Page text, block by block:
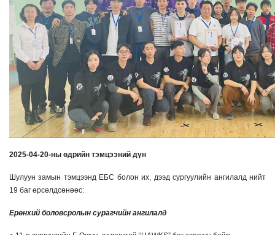
2025-04-20-ны өдрийн тэмцээний дүн
Шулуун замын тэмцээнд ЕБС болон их, дээд сургуулийн ангилалд нийт
19 баг өрсөлдсөнөөс:
Ерөнхий боловсролын сурагчийн ангилалд